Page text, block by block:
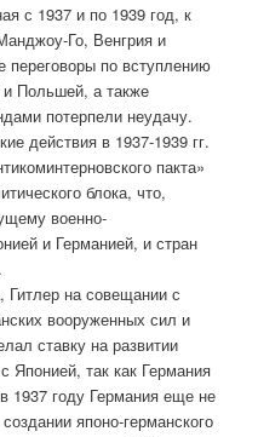
с 1937 и по 1939 год, к
Го, Венгрия и
переговоры по вступлению
и Польшей, а также
потерпели неудачу.
действия в 1937-1939 гг.
пакта»
блока, что,
военно-
и Германией, и стран
Гитлер на совещании с
вооруженных сил и
ставку на развитии
Японией, так как Германия
1937 году Германия еще не
японо-германского